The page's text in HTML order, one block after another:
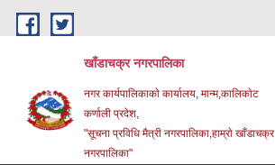
Skip to main content
खाँडाचक्र नगरपालिका
नगर कार्यपालिकाकाे कार्यालय, मान्म,कालिकाेट
क‍र्णाली प्रदेश,
"सूचना प्रविधि मैत्री नगरपालिका,हाम्राे खाँडाचक्र
नगरपालिका"